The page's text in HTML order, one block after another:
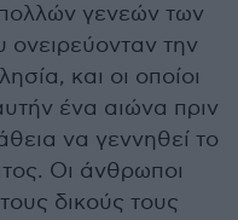
γενεών των
την
και οι οποίοι
ένα αιώνα πριν
να γεννηθεί το
Οι άνθρωποι
δικούς τους